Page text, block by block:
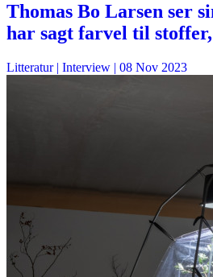
Thomas Bo Larsen ser
har sagt farvel til
Litteratur| Interview | 08 Nov 2023